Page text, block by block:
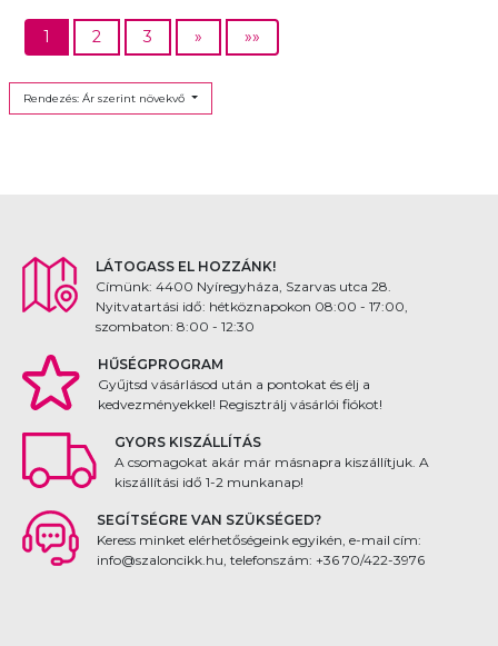
1 2 3 » »»
Rendezés: Ár szerint növekvő
LÁTOGASS EL HOZZÁNK!
Címünk: 4400 Nyíregyháza, Szarvas utca 28.
Nyitvatartási idő: hétköznapokon 08:00 - 17:00,
szombaton: 8:00 - 12:30
HŰSÉGPROGRAM
Gyűjtsd vásárlásod után a pontokat és élj a
kedvezményekkel! Regisztrálj vásárlói fiókot!
GYORS KISZÁLLÍTÁS
A csomagokat akár már másnapra kiszállítjuk. A
kiszállítási idő 1-2 munkanap!
SEGÍTSÉGRE VAN SZÜKSÉGED?
Keress minket elérhetőségeink egyikén, e-mail cím:
info@szaloncikk.hu, telefonszám: +36 70/422-3976